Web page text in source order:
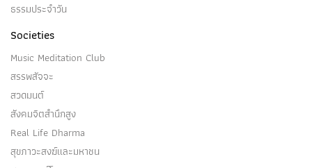
ธรรมประจำวัน
Societies
Music Meditation Club
สรรพสัจจะ
สวดมนต์
สังคมจิตสำนึกสูง
Real Life Dharma
สุขภาวะสงฆ์และมหาชน